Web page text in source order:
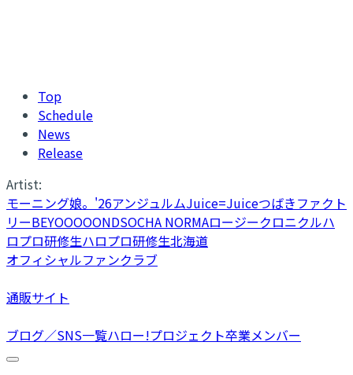
Top
Schedule
News
Release
Artist:
モーニング娘。'26アンジュルムJuice=Juiceつばきファクト
リーBEYOOOOONDSOCHA NORMAロージークロニクルハ
ロプロ研修生ハロプロ研修生北海道
オフィシャルファンクラブ
通販サイト
ブログ／SNS一覧ハロー!プロジェクト卒業メンバー